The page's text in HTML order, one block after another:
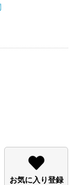
お気に入り登録